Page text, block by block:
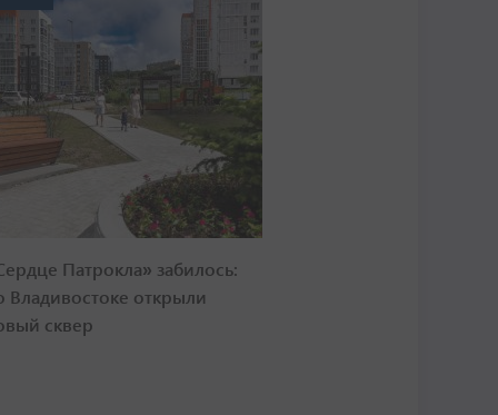
Патрокла» забилось:
Владивостоке открыли
сквер